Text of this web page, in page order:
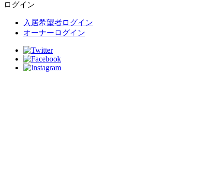
ログイン
入居希望者ログイン
オーナーログイン